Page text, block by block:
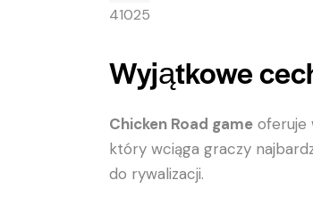
41025
Wyjątkowe
Chicken Road game oferuje
który wciąga graczy
do rywalizacji.